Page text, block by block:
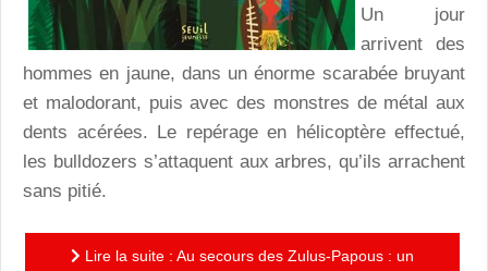
Un jour
arrivent des
hommes en jaune, dans un énorme scarabée bruyant
et malodorant, puis avec des monstres de métal aux
dents acérées. Le repérage en hélicoptère effectué,
les bulldozers s’attaquent aux arbres, qu’ils arrachent
sans pitié.
Lire la suite : Au secours des Zulus-Papous : un